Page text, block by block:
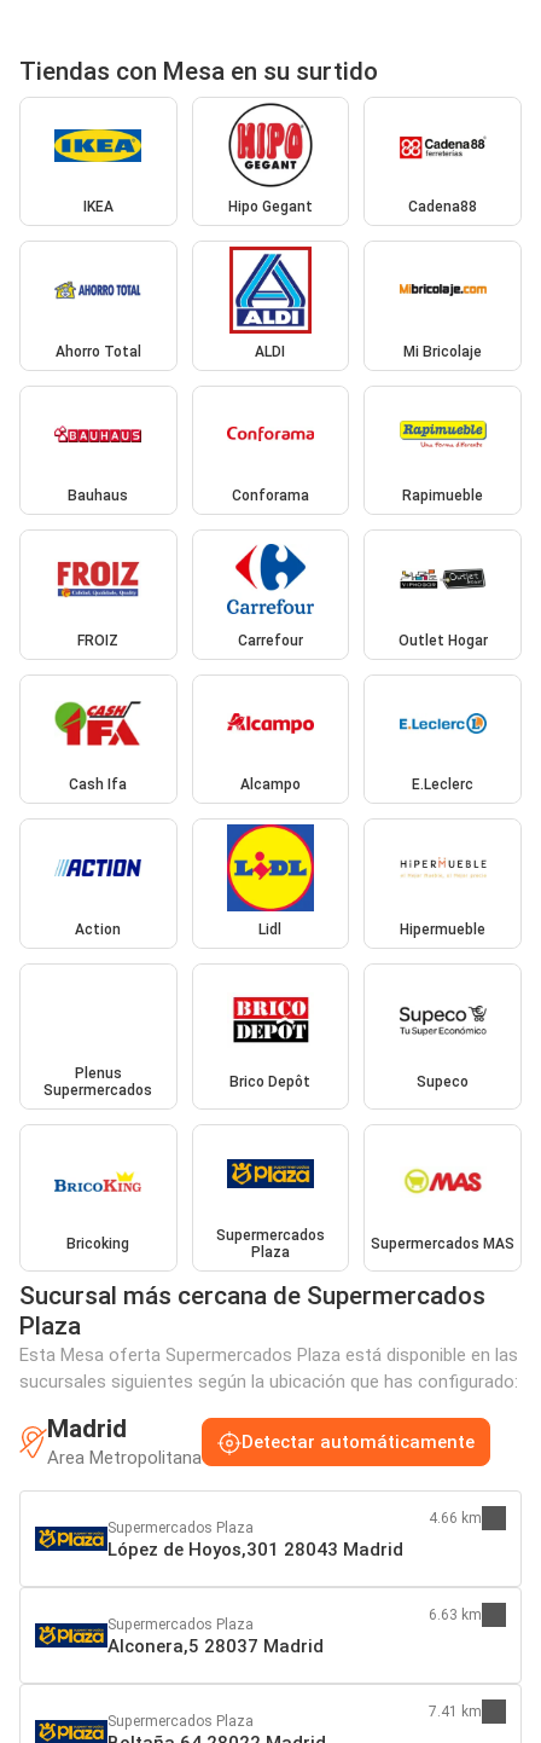
Tiendas con Mesa en su surtido
IKEA Hipo Gegant Cadena88
Ahorro Total ALDI Mi Bricolaje
Bauhaus Conforama Rapimueble
FROIZ Carrefour Outlet Hogar
Cash Ifa Alcampo E.Leclerc
Action Lidl Hipermueble
Plenus
Supermercados
Brico Depôt Supeco
Bricoking
Supermercados
Plaza
Supermercados MAS
Sucursal más cercana de Supermercados
Plaza
Esta Mesa oferta Supermercados Plaza está disponible en las
sucursales siguientes según la ubicación que has configurado:
Madrid
Area Metropolitana
Detectar automáticamente
Supermercados Plaza
López de Hoyos,301 28043 Madrid
4.66 km
Supermercados Plaza
Alconera,5 28037 Madrid
6.63 km
Supermercados Plaza
7.41 km